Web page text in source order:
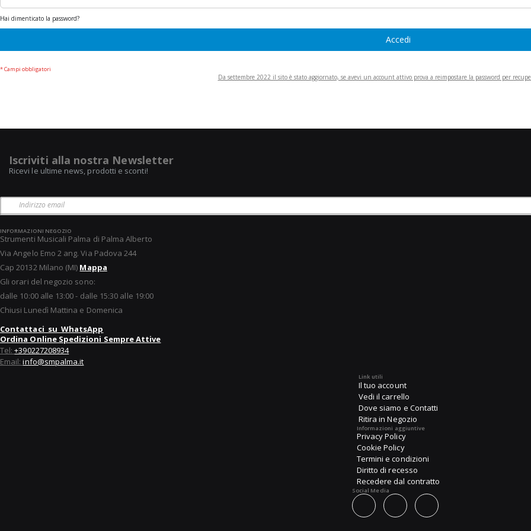
Hai dimenticato la password?
Accedi
Da settembre 2022 il sito è stato aggiornato, se avevi un account attivo prova a reimpostare la password per
Iscriviti alla nostra Newsletter
Ricevi le ultime news, prodotti e sconti!
INFORMAZIONI NEGOZIO
Strumenti Musicali Palma di Palma Alberto
Via Angelo Emo 2 ang. Via Padova 244
Cap 20132 Milano (MI) Mappa
Gli orari del negozio sono:
dalle 10:00 alle 13:00 - dalle 15:30 alle 19:00
Chiusi Lunedì Mattina e Domenica
Contattaci su WhatsApp
Ordina Online Spedizioni Sempre Attive
Tel:+390227208934
Email:info@smpalma.it
Link utili
Il tuo account
Vedi il carrello
Dove siamo e Contatti
Ritira in Negozio
Informazioni aggiuntive
Privacy Policy
Cookie Policy
Termini e condizioni
Diritto di recesso
Recedere dal contratto
Social Media